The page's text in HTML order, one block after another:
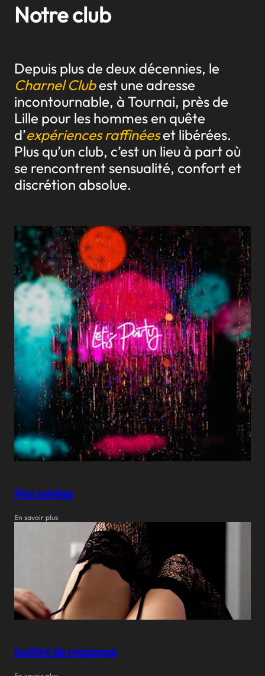
Notre club
Depuis plus de deux décennies, le
Charnel Clubest une adresse
incontournable, à Tournai, près de
Lille pour les hommes en quête
d’expériences raffinéeset libérées.
Plus qu’un club, c’est un lieu à part où
se rencontrent sensualité, confort et
discrétion absolue.
Nos soirées
En savoir plus
Institut de massage